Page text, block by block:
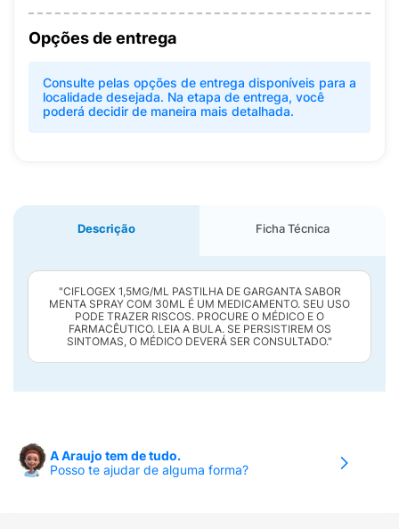
Opções de entrega
Consulte pelas opções de entrega disponíveis para a
localidade desejada. Na etapa de entrega, você
poderá decidir de maneira mais detalhada.
Descrição Ficha Técnica
"CIFLOGEX 1,5MG/ML PASTILHA DE GARGANTA SABOR
MENTA SPRAY COM 30ML É UM MEDICAMENTO. SEU USO
PODE TRAZER RISCOS. PROCURE O MÉDICO E O
FARMACÊUTICO. LEIA A BULA. SE PERSISTIREM OS
SINTOMAS, O MÉDICO DEVERÁ SER CONSULTADO."
A Araujo tem de tudo.
Posso te ajudar de alguma forma?